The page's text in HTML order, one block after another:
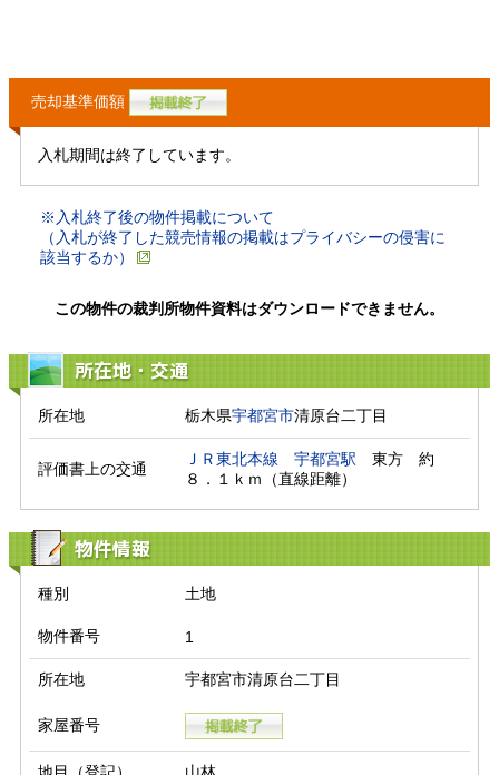
売却基準価額
入札期間は終了しています。
※入札終了後の物件掲載について
（入札が終了した競売情報の掲載はプライバシーの侵害に
該当するか）
この物件の裁判所物件資料はダウンロードできません。
所在地・交通
所在地 栃木県宇都宮市清原台二丁目
評価書上の交通
ＪＲ東北本線 宇都宮駅 東方　約
８．１ｋｍ（直線距離）
物件情報
種別 土地
物件番号 1
所在地 宇都宮市清原台二丁目
家屋番号